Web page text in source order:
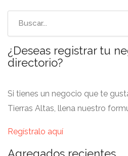
¿Deseas registrar tu
directorio?
Si tienes un negocio que te
Tierras Altas, llena nuestro
Regístralo aquí